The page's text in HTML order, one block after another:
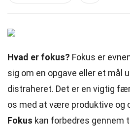
Hvad er fokus? Fokus er
sig om en opgave eller et mål
distraheret. Det er en vigtig
os med at være produktive og
Fokus kan forbedres gennem